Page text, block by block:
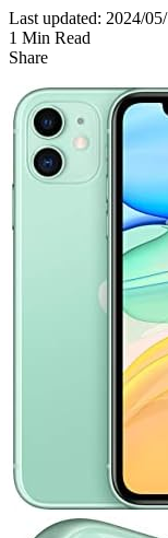
Last updated: 2024/
1 Min Read
Share